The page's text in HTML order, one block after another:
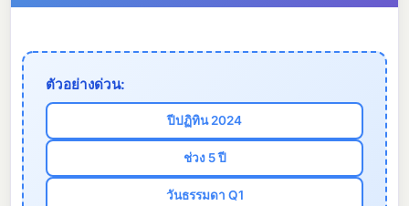
ตัวอย่างด่วน:
ปีปฏิทิน 2024
ช่วง 5 ปี
วันธรรมดา Q1